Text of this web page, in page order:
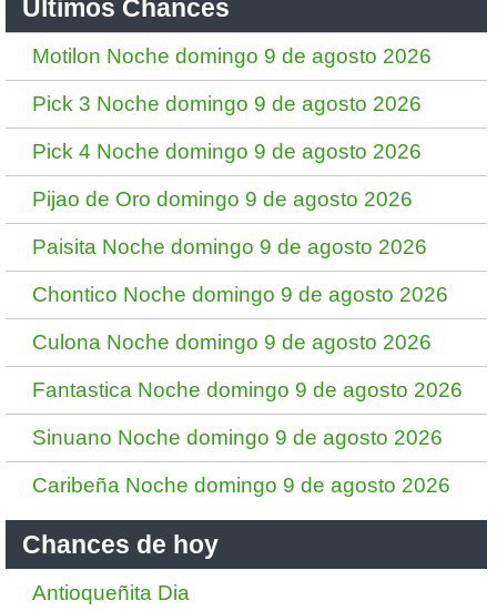
Ultimos Chances
Motilon Noche domingo 9 de agosto 2026
Pick 3 Noche domingo 9 de agosto 2026
Pick 4 Noche domingo 9 de agosto 2026
Pijao de Oro domingo 9 de agosto 2026
Paisita Noche domingo 9 de agosto 2026
Chontico Noche domingo 9 de agosto 2026
Culona Noche domingo 9 de agosto 2026
Fantastica Noche domingo 9 de agosto 2026
Sinuano Noche domingo 9 de agosto 2026
Caribeña Noche domingo 9 de agosto 2026
Chances de hoy
Antioqueñita Dia